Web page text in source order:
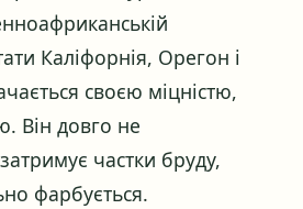
Каліфорнія, Орегон і
своєю міцністю,
Він довго не
частки бруду,
фарбується.